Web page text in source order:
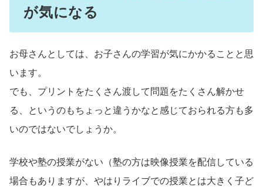
が気になる
お母さんとしては、お子さんの学習が気にかかることと思
います。
でも、プリントをたくさん渡して問題をたくさん解かせ
る、というのもちょっと違うかなと感じておられる方も多
いのではないでしょうか。
学校や塾の授業がない（塾の方は映像授業を配信している
場合もありますが、やはりライブでの授業とは大きく子ど